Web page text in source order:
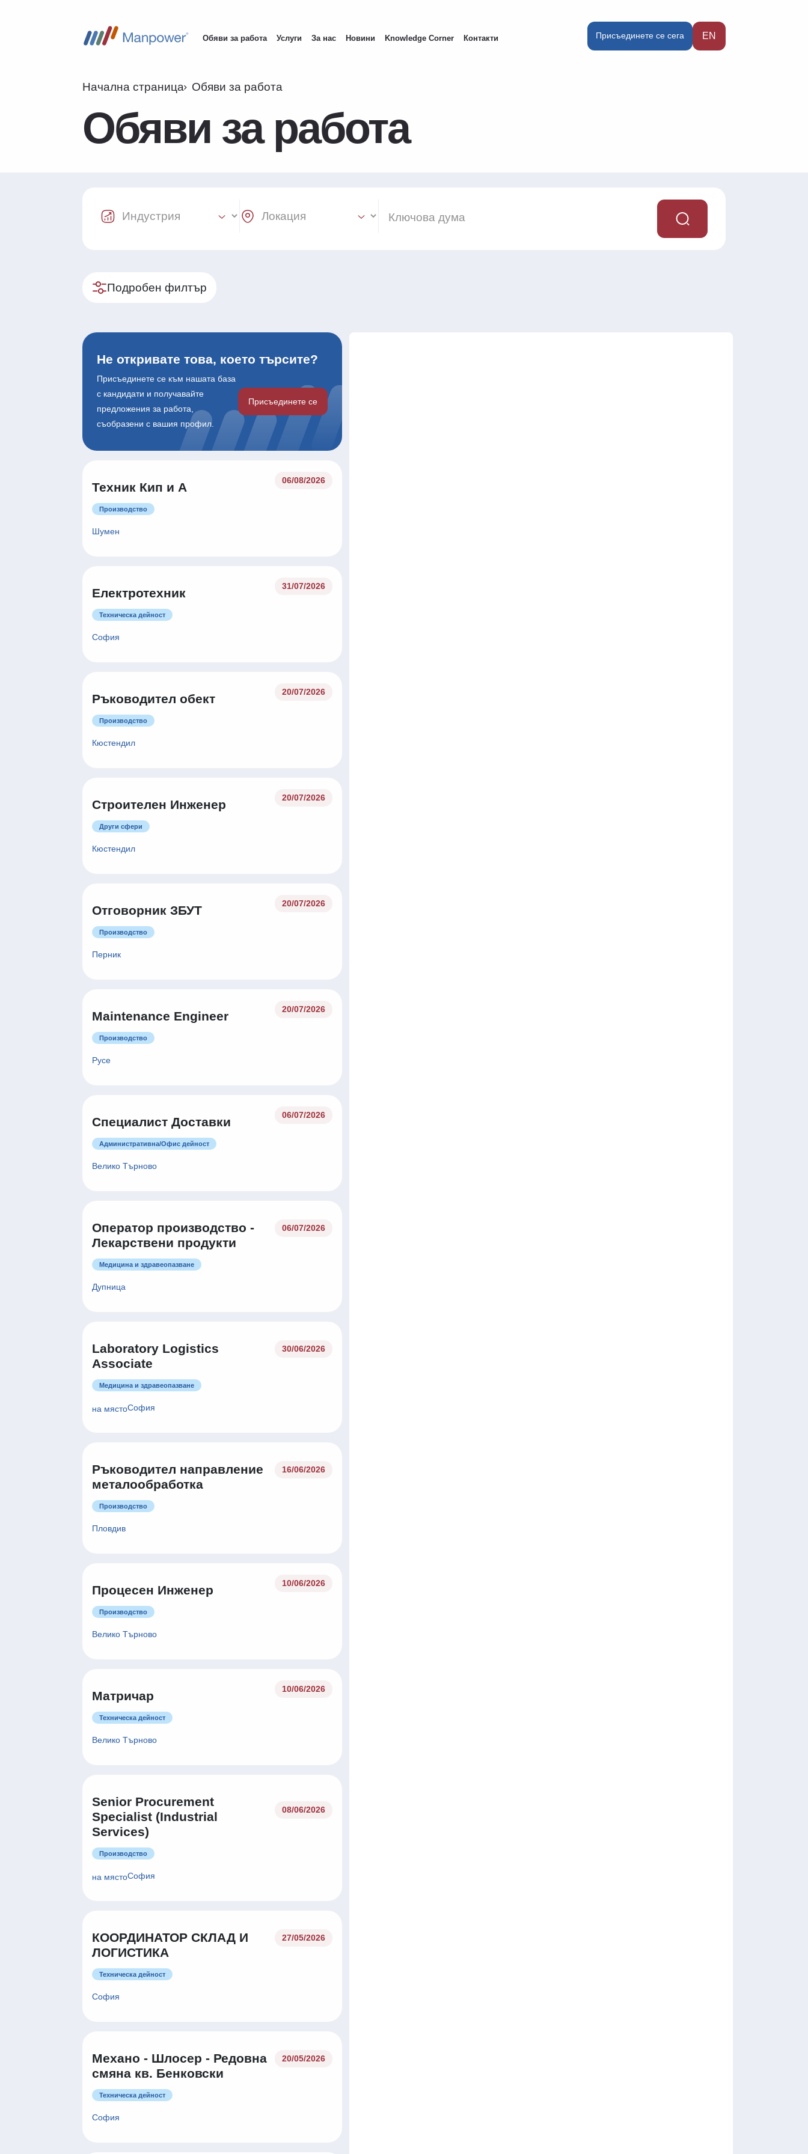
Обяви за работа Услуги За нас Новини Knowledge Corner Контакти Присъединете се сега EN
Начална страница Обяви за работа
Обяви за работа
Industry Select Location Select
Подробен филтър
Не откривате това, което търсите?
Присъединете се към нашата база
с кандидати и получавайте
предложения за работа,
съобразени с вашия профил.
Присъединете се
Техник Кип и А
06/08/2026
Производство
Шумен
Електротехник
31/07/2026
Техническа дейност
София
Ръководител обект
20/07/2026
Производство
Кюстендил
Строителен Инженер
20/07/2026
Други сфери
Кюстендил
Отговорник ЗБУТ
20/07/2026
Производство
Перник
Maintenance Engineer
20/07/2026
Производство
Русе
Специалист Доставки
06/07/2026
Административна/Oфис дейност
Велико Търново
Оператор производство -
Лекарствени продукти
06/07/2026
Медицина и здравеопазване
Дупница
Laboratory Logistics
Associate
30/06/2026
Медицина и здравеопазване
на мястоСофия
Ръководител направление
металообработка
16/06/2026
Производство
Пловдив
Процесен Инженер
10/06/2026
Производство
Велико Търново
Матричар
10/06/2026
Техническа дейност
Велико Търново
Senior Procurement
Specialist (Industrial
Services)
08/06/2026
Производство
на мястоСофия
КООРДИНАТОР СКЛАД И
ЛОГИСТИКА
27/05/2026
Техническа дейност
София
Механо - Шлосер - Редовна
смяна кв. Бенковски
20/05/2026
Техническа дейност
София